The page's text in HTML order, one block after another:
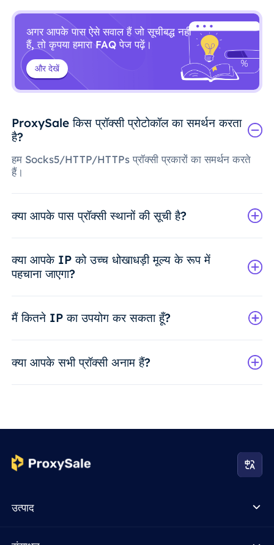
अगर आपके पास ऐसे सवाल हैं जो सूचीबद्ध नहीं
हैं, तो कृपया हमारा FAQ पेज पढ़ें।
और देखें
ProxySale किस प्रॉक्सी प्रोटोकॉल का समर्थन करता
है?
हम Socks5/HTTP/HTTPs प्रॉक्सी प्रकारों का समर्थन करते
हैं।
क्या आपके पास प्रॉक्सी स्थानों की सूची है?
क्या आपके IP को उच्च धोखाधड़ी मूल्य के रूप में
पहचाना जाएगा?
मैं कितने IP का उपयोग कर सकता हूँ?
क्या आपके सभी प्रॉक्सी अनाम हैं?
उत्पाद